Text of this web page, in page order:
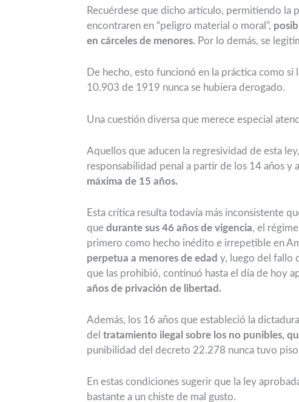
Recuérdese que dicho artículo, permitiendo la
encontraren en “peligro material o moral”,
en cárceles de menores. Por lo demás, se
De hecho, esto funcionó en la práctica como
10.903 de 1919 nunca se hubiera derogado.
Una cuestión diversa que merece especial
Aquellos que aducen la regresividad de esta
responsabilidad penal a partir de los 14 años y
máxima de 15 años.
Esta crítica resulta todavía más inconsistente
que durante sus 46 años de vigencia, el
primero como hecho inédito e irrepetible en
perpetua a menores de edad y, luego del fallo
que las prohibió, continuó hasta el día de hoy
años de privación de libertad.
Además, los 16 años que estableció la
del tratamiento ilegal sobre los no punibles,
punibilidad del decreto 22.278 nunca tuvo
En estas condiciones sugerir que la ley
bastante a un chiste de mal gusto.